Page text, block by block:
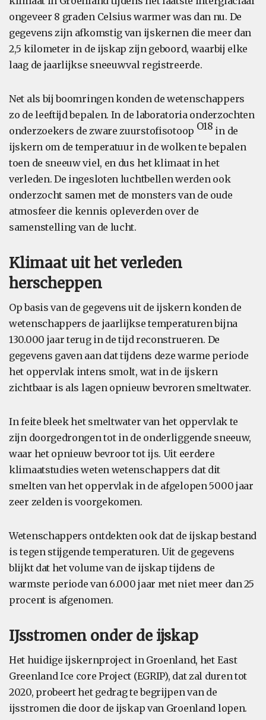
ongeveer 8 graden Celsius warmer was dan nu. De
gegevens zijn afkomstig van ijskernen die meer dan
2,5 kilometer in de ijskap zijn geboord, waarbij elke
laag de jaarlijkse sneeuwval registreerde.
Net als bij boomringen konden de wetenschappers
zo de leeftijd bepalen. In de laboratoria onderzochten
onderzoekers de zware zuurstofisotoop O18 in de
ijskern om de temperatuur in de wolken te bepalen
toen de sneeuw viel, en dus het klimaat in het
verleden. De ingesloten luchtbellen werden ook
onderzocht samen met de monsters van de oude
atmosfeer die kennis opleverden over de
samenstelling van de lucht.
Klimaat uit het verleden
herscheppen
Op basis van de gegevens uit de ijskern konden de
wetenschappers de jaarlijkse temperaturen bijna
130.000 jaar terug in de tijd reconstrueren. De
gegevens gaven aan dat tijdens deze warme periode
het oppervlak intens smolt, wat in de ijskern
zichtbaar is als lagen opnieuw bevroren smeltwater.
In feite bleek het smeltwater van het oppervlak te
zijn doorgedrongen tot in de onderliggende sneeuw,
waar het opnieuw bevroor tot ijs. Uit eerdere
klimaatstudies weten wetenschappers dat dit
smelten van het oppervlak in de afgelopen 5000 jaar
zeer zelden is voorgekomen.
Wetenschappers ontdekten ook dat de ijskap bestand
is tegen stijgende temperaturen. Uit de gegevens
blijkt dat het volume van de ijskap tijdens de
warmste periode van 6.000 jaar met niet meer dan 25
procent is afgenomen.
IJsstromen onder de ijskap
Het huidige ijskernproject in Groenland, het East
Greenland Ice core Project (EGRIP), dat zal duren tot
2020, probeert het gedrag te begrijpen van de
ijsstromen die door de ijskap van Groenland lopen.